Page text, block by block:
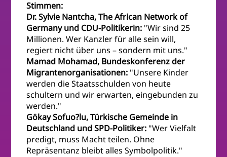
Stimmen:
Dr. Sylvie Nantcha, The African Network of
Germany und CDU-Politikerin: "Wir sind 25
Millionen. Wer Kanzler für alle sein will,
regiert nicht über uns – sondern mit uns."
Mamad Mohamad, Bundeskonferenz der
Migrantenorganisationen: "Unsere Kinder
werden die Staatsschulden von heute
schultern und wir erwarten, eingebunden zu
werden."
Gökay Sofuo?lu, Türkische Gemeinde in
Deutschland und SPD-Politiker: "Wer Vielfalt
predigt, muss Macht teilen. Ohne
Repräsentanz bleibt alles Symbolpolitik."